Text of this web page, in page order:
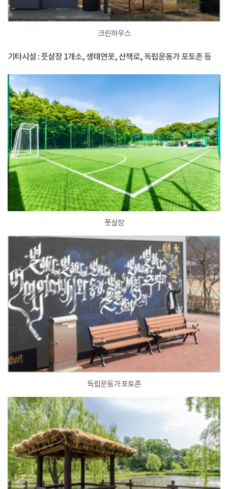
크린하우스
기타시설 : 풋살장 1개소, 생태연못, 산책로, 독립운동가 포토존 등
풋살장
독립운동가 포토존